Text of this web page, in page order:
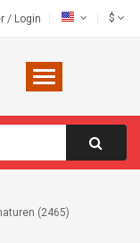
/ Login $
(2465)